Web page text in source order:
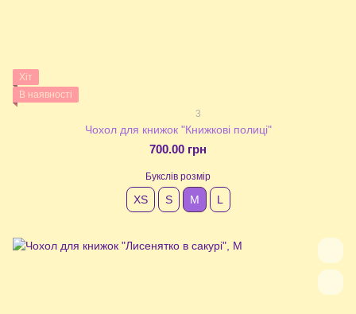
Хіт
В наявності
3
Чохол для книжок "Книжкові полиці"
700.00 грн
Букслів розмір
XS S М L